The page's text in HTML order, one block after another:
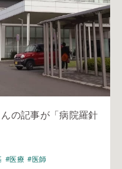
の記事が「病院羅針
#医療 #医師